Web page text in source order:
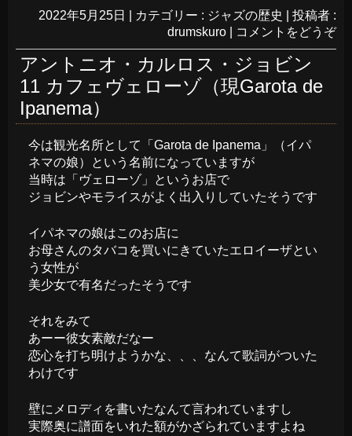
2022年5月25日 カテゴリー : ジャズの歴史
投稿者 :
drumskuro
コメントをどうぞ
アントニオ・カルロス・ジョビン
11 カフェヴェローゾ（現Garota de
Ipanema）
今は観光名所として「Garota de Ipanema」（イパ
ネマの娘）という名前になっていますが
当時は「ヴェローゾ」というお店で
ジョビンやモライスがよく出入りしていたそうです
イパネマの娘はこのお店に
お母さんのタバコを買いにきていたエロイーザとい
う女性が
美少女で有名だったそうです
それをみて
あーー彼女素敵だなー
恋心を打ち明けようかな、、、なんて歌詞がついた
わけです
壁にメロディを書いたなんて言われていますし
実際奥に譜面をいれた額がかざられていますよね